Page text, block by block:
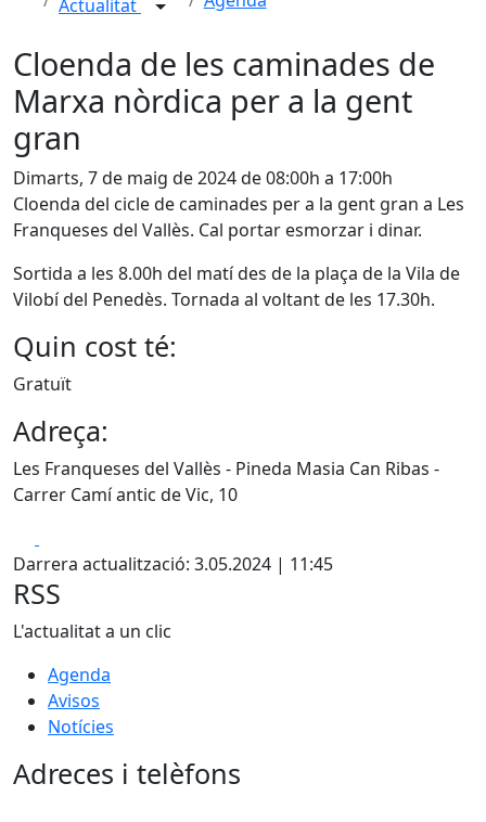
Actualitat
Cloenda de les caminades de
Marxa nòrdica per a la gent
gran
Dimarts, 7 de maig de 2024 de 08:00h a 17:00h
Cloenda del cicle de caminades per a la gent gran a Les
Franqueses del Vallès. Cal portar esmorzar i dinar.
Sortida a les 8.00h del matí des de la plaça de la Vila de
Vilobí del Penedès. Tornada al voltant de les 17.30h.
Quin cost té:
Gratuït
Adreça:
Les Franqueses del Vallès - Pineda Masia Can Ribas -
Carrer Camí antic de Vic, 10
Darrera actualització: 3.05.2024 | 11:45
RSS
L'actualitat a un clic
Agenda
Avisos
Notícies
Adreces i telèfons